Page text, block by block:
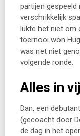
partijen
verschrikkelijk
lukte het niet om
toernooi won
was net niet
volgende ronde.
Alles in
Dan, een
(gecoacht door
de dag in het